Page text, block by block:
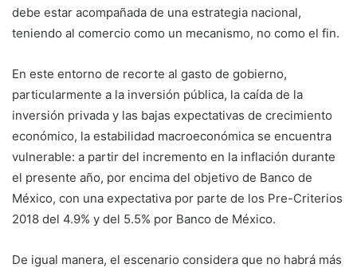
debe estar acompañada de una estrategia nacional,
teniendo al comercio como un mecanismo, no como el fin.
En este entorno de recorte al gasto de gobierno,
particularmente a la inversión pública, la caída de la
inversión privada y las bajas expectativas de crecimiento
económico, la estabilidad macroeconómica se encuentra
vulnerable: a partir del incremento en la inflación durante
el presente año, por encima del objetivo de Banco de
México, con una expectativa por parte de los Pre-Criterios
2018 del 4.9% y del 5.5% por Banco de México.
De igual manera, el escenario considera que no habrá más